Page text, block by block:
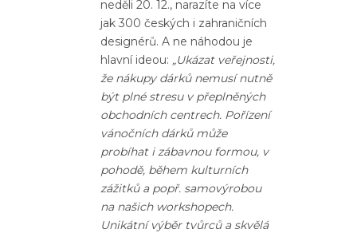
neděli 20. 12., narazíte na více
jak 300 českých i zahraničních
designérů. A ne náhodou je
hlavní ideou: „Ukázat veřejnosti,
že nákupy dárků nemusí nutně
být plné stresu v přeplněných
obchodních centrech. Pořízení
vánočních dárků může
probíhat i zábavnou formou, v
pohodě, během kulturních
zážitků a popř. samovýrobou
na našich workshopech.
Unikátní výběr tvůrců a skvělá